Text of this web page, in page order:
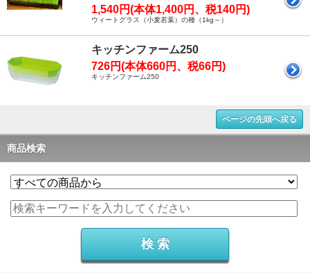
1,540円(本体1,400円、税140円)
ウィートグラス（小麦若葉）の種（1kg～）
キッチンファーム250
726円(本体660円、税66円)
キッチンファーム250
ページの先頭へ戻る
商品検索